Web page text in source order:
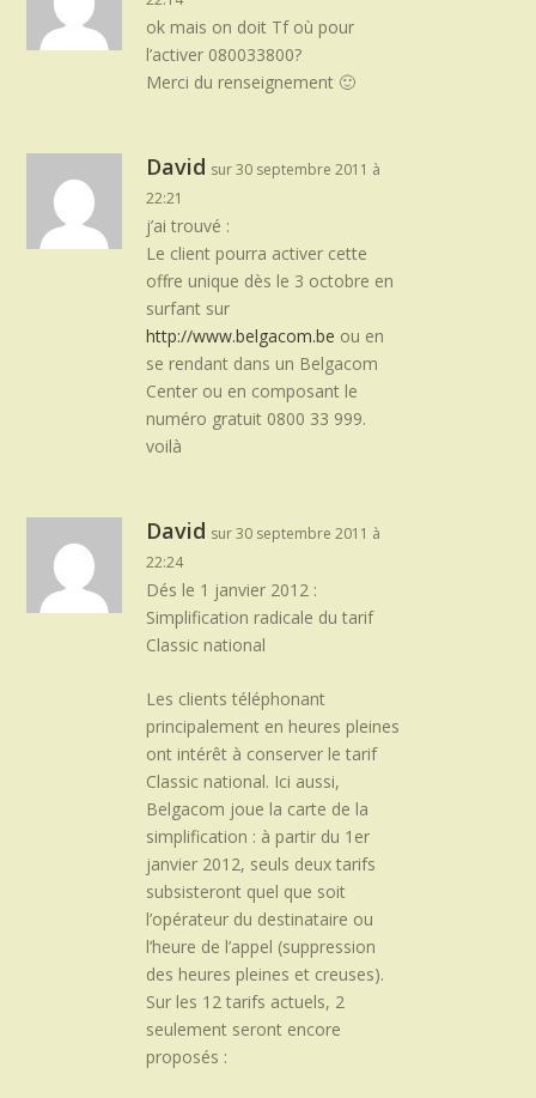
ok mais on doit Tf où pour
l’activer 080033800?
Merci du renseignement 🙂
David sur 30 septembre 2011 à
22:21
j’ai trouvé :
Le client pourra activer cette
offre unique dès le 3 octobre en
surfant sur
http://www.belgacom.be ou en
se rendant dans un Belgacom
Center ou en composant le
numéro gratuit 0800 33 999.
voilà
David sur 30 septembre 2011 à
22:24
Dés le 1 janvier 2012 :
Simplification radicale du tarif
Classic national
Les clients téléphonant
principalement en heures pleines
ont intérêt à conserver le tarif
Classic national. Ici aussi,
Belgacom joue la carte de la
simplification : à partir du 1er
janvier 2012, seuls deux tarifs
subsisteront quel que soit
l’opérateur du destinataire ou
l’heure de l’appel (suppression
des heures pleines et creuses).
Sur les 12 tarifs actuels, 2
seulement seront encore
proposés :